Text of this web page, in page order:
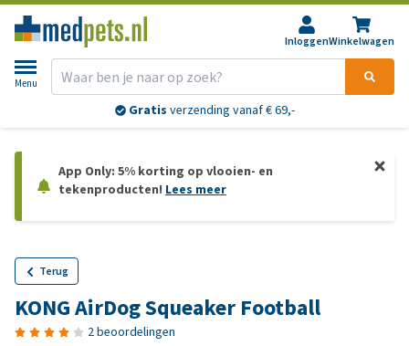
InloggenWinkelwagen
Menu
Gratis verzending vanaf € 69,-
App Only: 5% korting op vlooien- en
tekenproducten! Lees meer
Terug
KONG AirDog Squeaker Football
2 beoordelingen